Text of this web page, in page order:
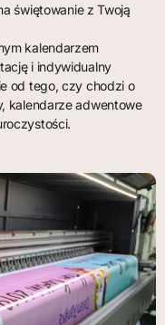
świętowanie z Twoją
kalendarzem
i indywidualny
od tego, czy chodzi o
kalendarze adwentowe